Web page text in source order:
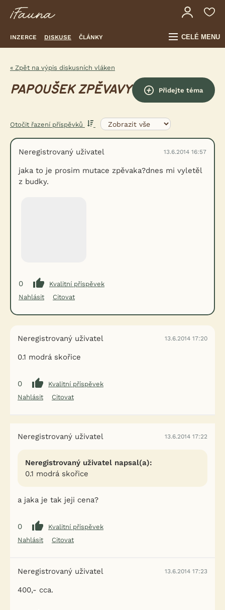
INZERCE DISKUSE ČLÁNKY CELÉ MENU
« Zpět na výpis diskusních vláken
PAPOUŠEK ZPĚVAVY Přidejte téma
Otočit řazení příspěvků
Neregistrovaný uživatel 13.6.2014 16:57
jaka to je prosim mutace zpěvaka?dnes mi vyletěl
z budky.
0
Kvalitní příspěvek
Nahlásit
Citovat
Neregistrovaný uživatel 13.6.2014 17:20
0.1 modrá skořice
0
Kvalitní příspěvek
Nahlásit
Citovat
Neregistrovaný uživatel 13.6.2014 17:22
Neregistrovaný uživatel napsal(a):
0.1 modrá skořice
a jaka je tak jeji cena?
0
Kvalitní příspěvek
Nahlásit
Citovat
Neregistrovaný uživatel 13.6.2014 17:23
400,- cca.